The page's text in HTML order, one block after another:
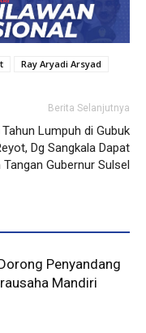
Ray Aryadi Arsyad
Berita Selanjutnya
Lumpuh di Gubuk
Dg Sangkala Dapat
Tangan Gubernur Sulsel
Penyandang
Mandiri